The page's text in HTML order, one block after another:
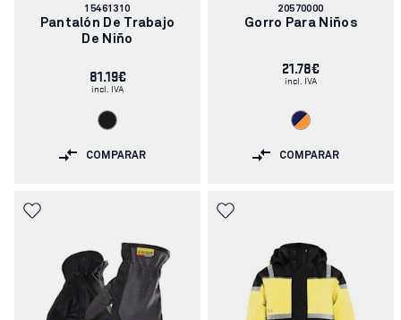
Número
de
artículo:
15461310
Pantalón De Trabajo
De Niño
81.19€
incl. IVA
COMPARAR
Número
de
artículo:
20570000
Gorro Para Niños
21.78€
incl. IVA
COMPARAR